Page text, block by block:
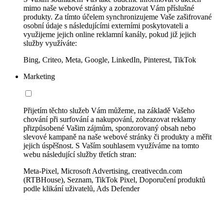
mimo naše webové stránky a zobrazovat Vám příslušné
produkty. Za tímto účelem synchronizujeme Vaše zašifrované
osobní údaje s následujícími externími poskytovateli a
využijeme jejich online reklamní kanály, pokud již jejich
služby využíváte:
Bing, Criteo, Meta, Google, LinkedIn, Pinterest, TikTok
Marketing
Přijetím těchto služeb Vám můžeme, na základě Vašeho
chování při surfování a nakupování, zobrazovat reklamy
přizpůsobené Vašim zájmům, sponzorovaný obsah nebo
slevové kampaně na naše webové stránky či produkty a měřit
jejich úspěšnost. S Vaším souhlasem využíváme na tomto
webu následující služby třetích stran:
Meta-Pixel, Microsoft Advertising, creativecdn.com
(RTBHouse), Seznam, TikTok Pixel, Doporučení produktů
podle klikání uživatelů, Ads Defender